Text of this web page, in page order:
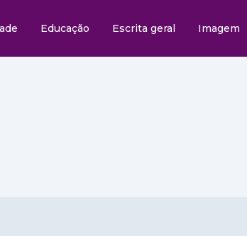
Educação Escrita geral Imagem